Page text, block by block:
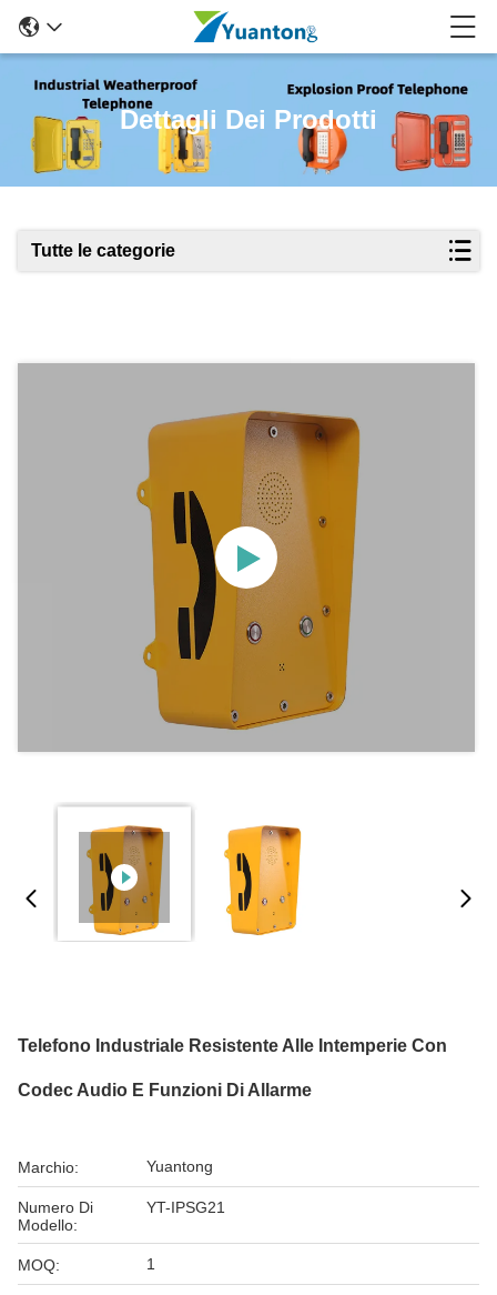
Dettagli Dei Prodotti
Tutte le categorie
Telefono Industriale Resistente Alle Intemperie Con
Codec Audio E Funzioni Di Allarme
Marchio: Yuantong
Numero Di
Modello:
YT-IPSG21
MOQ: 1